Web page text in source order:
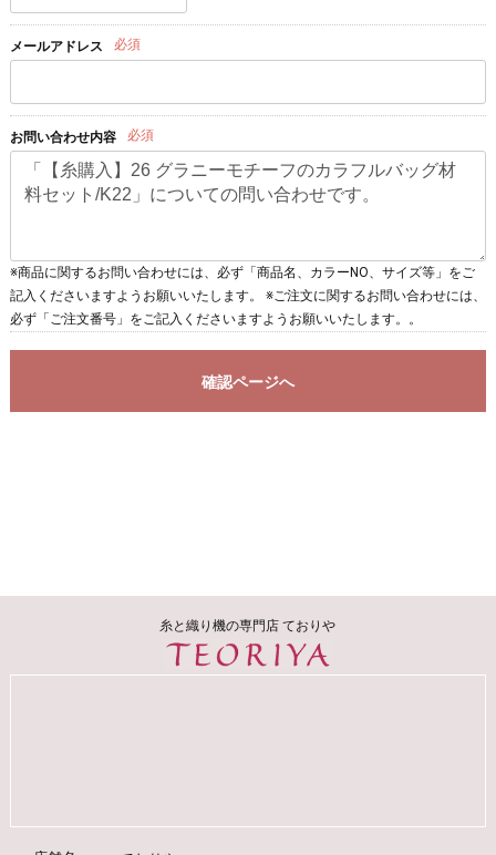
メールアドレス 必須
お問い合わせ内容 必須
※商品に関するお問い合わせには、必ず「商品名、カラーNO、サイズ等」をご
記入くださいますようお願いいたします。 ※ご注文に関するお問い合わせには、
必ず「ご注文番号」をご記入くださいますようお願いいたします。。
確認ページへ
糸と織り機の専門店 ておりや